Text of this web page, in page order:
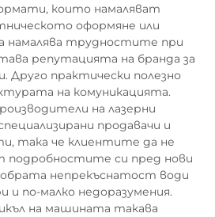
които намаляват
оформяне или
намалява трудностите при
репутацията на бранда за
практически полезно
на комуникацията.
на лазерни
продавачи и
така че клиентите да не
подробностите си пред нови
непрекъснатост води
и по-малко недоразумения.
на машината такава